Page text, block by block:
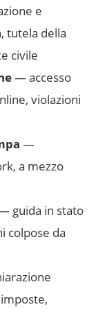
e
tutela della
civile
— accesso
violazioni
—
a mezzo
guida in stato
colpose da